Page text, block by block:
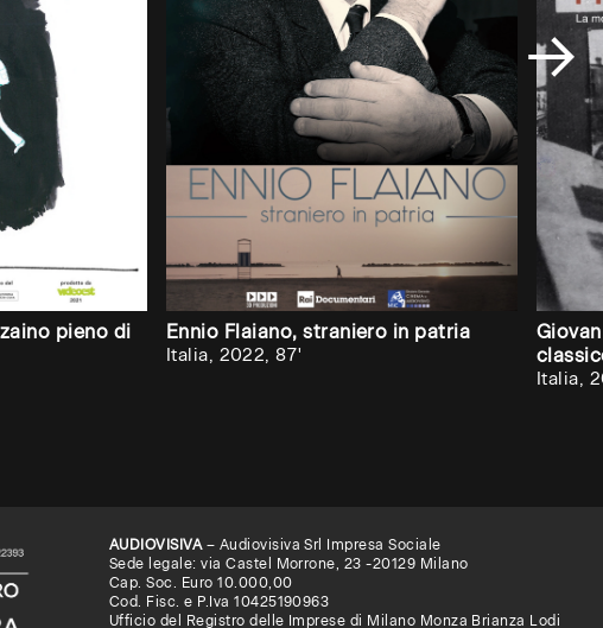
pieno di
Ennio Flaiano, straniero in patria
Italia, 2022, 87'
Italia,
AUDIOVISIVA– Audiovisiva Srl Impresa Sociale
Sede legale: via Castel Morrone, 23 -20129 Milano
Cap. Soc. Euro 10.000,00
Cod. Fisc. e P.Iva 10425190963
Ufficio del Registro delle Imprese di Milano Monza Brianza Lodi